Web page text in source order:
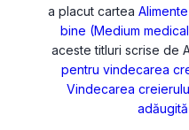
a placut cartea
bine (Medium
aceste titluri scrise de
pentru vindecarea
Vindecarea